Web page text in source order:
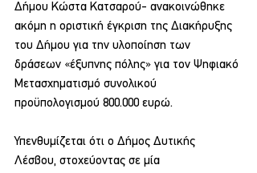
Δήμου Κώστα Κατσαρού- ανακοινώθηκε
ακόμη η οριστική έγκριση της Διακήρυξης
του Δήμου για την υλοποίηση των
δράσεων «έξυπνης πόλης» για τον Ψηφιακό
Μετασχηματισμό συνολικού
προϋπολογισμού 800.000 ευρώ.
Υπενθυμίζεται ότι ο Δήμος Δυτικής
Λέσβου, στοχεύοντας σε μία